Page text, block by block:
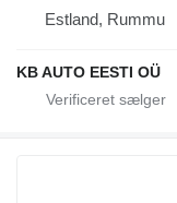
Estland, Rummu
KB AUTO EESTI OÜ